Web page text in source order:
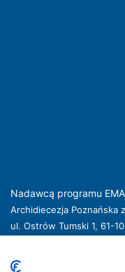
Nadawcą programu
Archidiecezja Poznańska
ul. Ostrów Tumski 1, 61-
Nadawca oferuje usługi